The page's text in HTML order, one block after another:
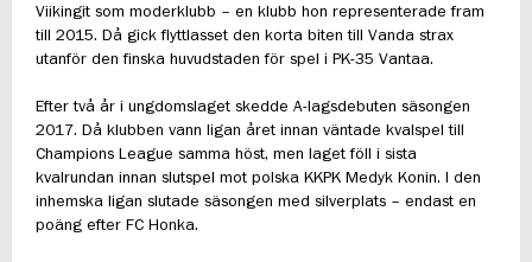
Viikingit som moderklubb – en klubb hon representerade fram
till 2015. Då gick flyttlasset den korta biten till Vanda strax
utanför den finska huvudstaden för spel i PK-35 Vantaa.
Efter två år i ungdomslaget skedde A-lagsdebuten säsongen
2017. Då klubben vann ligan året innan väntade kvalspel till
Champions League samma höst, men laget föll i sista
kvalrundan innan slutspel mot polska KKPK Medyk Konin. I den
inhemska ligan slutade säsongen med silverplats – endast en
poäng efter FC Honka.